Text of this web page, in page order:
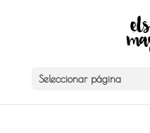
Seleccionar página